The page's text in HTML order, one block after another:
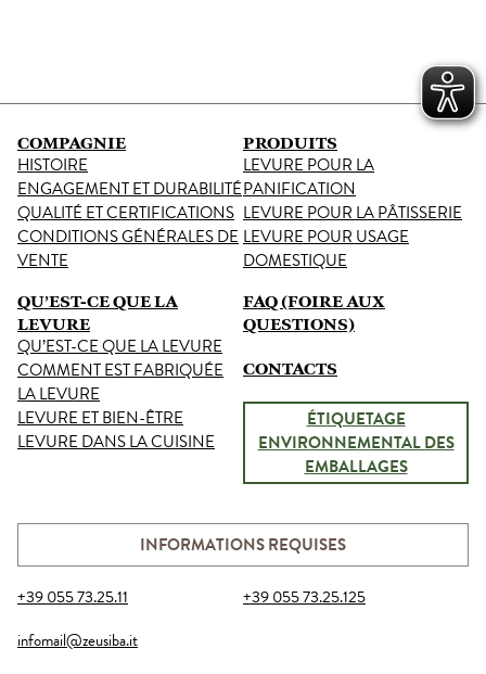
COMPAGNIE
HISTOIRE
ENGAGEMENT ET DURABILITÉ
QUALITÉ ET CERTIFICATIONS
CONDITIONS GÉNÉRALES DE
VENTE
QU’EST-CE QUE LA
LEVURE
QU’EST-CE QUE LA LEVURE
COMMENT EST FABRIQUÉE
LA LEVURE
LEVURE ET BIEN-ÊTRE
LEVURE DANS LA CUISINE
PRODUITS
LEVURE POUR LA
PANIFICATION
LEVURE POUR LA PÂTISSERIE
LEVURE POUR USAGE
DOMESTIQUE
FAQ (FOIRE AUX
QUESTIONS)
CONTACTS
ÉTIQUETAGE
ENVIRONNEMENTAL DES
EMBALLAGES
INFORMATIONS REQUISES
+39 055 73.25.11
+39 055 73.25.125
infomail@zeusiba.it